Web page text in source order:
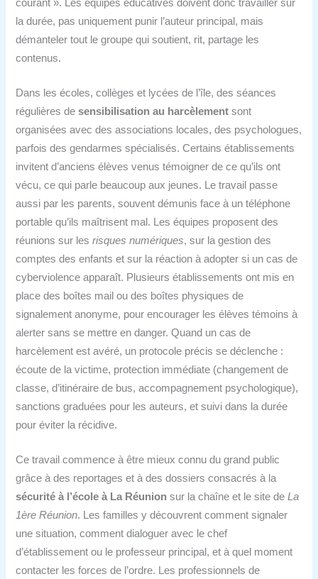
courant ». Les équipes éducatives doivent donc travailler sur
la durée, pas uniquement punir l’auteur principal, mais
démanteler tout le groupe qui soutient, rit, partage les
contenus.
Dans les écoles, collèges et lycées de l’île, des séances
régulières desensibilisation au harcèlement sont
organisées avec des associations locales, des psychologues,
parfois des gendarmes spécialisés. Certains établissements
invitent d’anciens élèves venus témoigner de ce qu’ils ont
vécu, ce qui parle beaucoup aux jeunes. Le travail passe
aussi par les parents, souvent démunis face à un téléphone
portable qu’ils maîtrisent mal. Les équipes proposent des
réunions sur lesrisques numériques, sur la gestion des
comptes des enfants et sur la réaction à adopter si un cas de
cyberviolence apparaît. Plusieurs établissements ont mis en
place des boîtes mail ou des boîtes physiques de
signalement anonyme, pour encourager les élèves témoins à
alerter sans se mettre en danger. Quand un cas de
harcèlement est avéré, un protocole précis se déclenche :
écoute de la victime, protection immédiate (changement de
classe, d’itinéraire de bus, accompagnement psychologique),
sanctions graduées pour les auteurs, et suivi dans la durée
pour éviter la récidive.
Ce travail commence à être mieux connu du grand public
grâce à des reportages et à des dossiers consacrés à la
sécurité à l’école à La Réunion sur la chaîne et le site deLa
1ère Réunion. Les familles y découvrent comment signaler
une situation, comment dialoguer avec le chef
d’établissement ou le professeur principal, et à quel moment
contacter les forces de l’ordre. Les professionnels de